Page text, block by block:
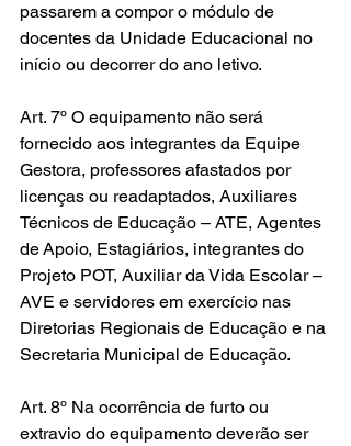
passarem a compor o módulo de
docentes da Unidade Educacional no
início ou decorrer do ano letivo.
Art. 7º O equipamento não será
fornecido aos integrantes da Equipe
Gestora, professores afastados por
licenças ou readaptados, Auxiliares
Técnicos de Educação – ATE, Agentes
de Apoio, Estagiários, integrantes do
Projeto POT, Auxiliar da Vida Escolar –
AVE e servidores em exercício nas
Diretorias Regionais de Educação e na
Secretaria Municipal de Educação.
Art. 8º Na ocorrência de furto ou
extravio do equipamento deverão ser